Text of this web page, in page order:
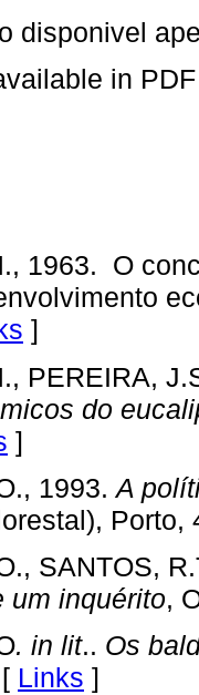
disponivel
in
1963. O
]
PEREIRA,
do
]
1993.A
SANTOS,
um inquérito,
. in lit.. Os
Links ]